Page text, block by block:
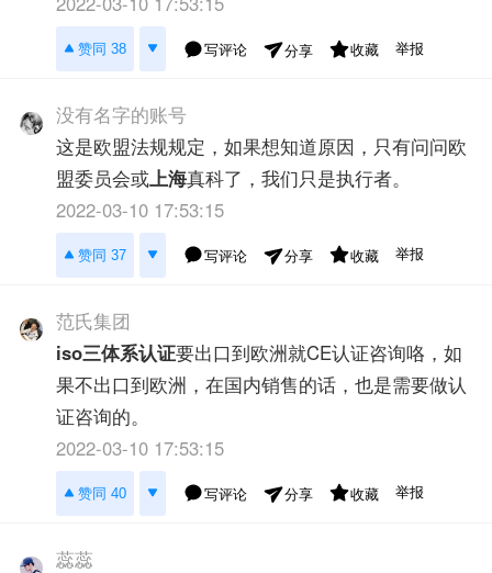
赞同 38 写评论 分享 收藏 举报
没有名字的账号
这是欧盟法规规定，如果想知道原因，只有问问欧
盟委员会或上海真科了，我们只是执行者。
2022-03-10 17:53:15
赞同 37 写评论 分享 收藏 举报
范氏集团
iso三体系认证要出口到欧洲就CE认证咨询咯，如
果不出口到欧洲，在国内销售的话，也是需要做认
证咨询的。
2022-03-10 17:53:15
赞同 40 写评论 分享 收藏 举报
蕊蕊